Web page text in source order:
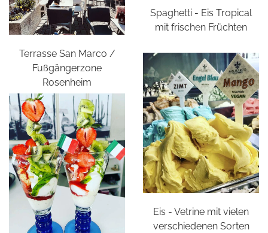
Spaghetti - Eis Tropical
mit frischen Früchten
Terrasse San Marco /
Fußgängerzone
Rosenheim
Eis - Vetrine mit vielen
verschiedenen Sorten